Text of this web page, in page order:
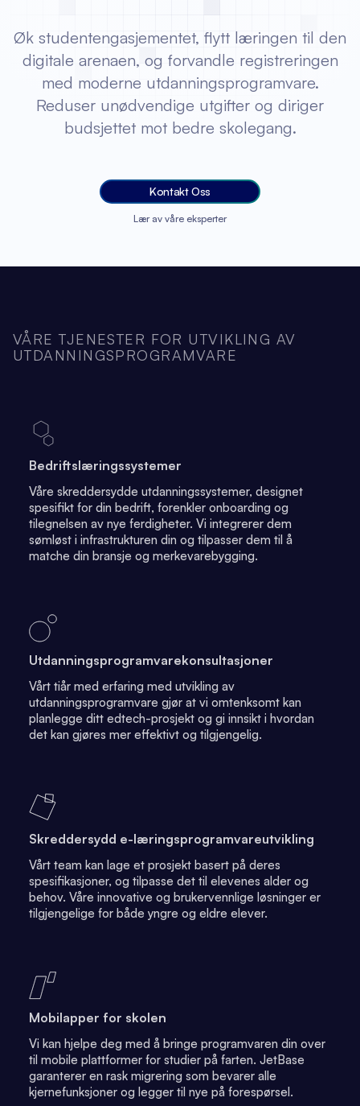
Øk studentengasjementet, flytt læringen til den
digitale arenaen, og forvandle registreringen
med moderne utdanningsprogramvare.
Reduser unødvendige utgifter og diriger
budsjettet mot bedre skolegang.
Kontakt Oss
Lær av våre eksperter
VÅRE TJENESTER FOR UTVIKLING AV
UTDANNINGSPROGRAMVARE
Bedriftslæringssystemer
Våre skreddersydde utdanningssystemer, designet
spesifikt for din bedrift, forenkler onboarding og
tilegnelsen av nye ferdigheter. Vi integrerer dem
sømløst i infrastrukturen din og tilpasser dem til å
matche din bransje og merkevarebygging.
Utdanningsprogramvarekonsultasjoner
Vårt tiår med erfaring med utvikling av
utdanningsprogramvare gjør at vi omtenksomt kan
planlegge ditt edtech-prosjekt og gi innsikt i hvordan
det kan gjøres mer effektivt og tilgjengelig.
Skreddersydd e-læringsprogramvareutvikling
Vårt team kan lage et prosjekt basert på deres
spesifikasjoner, og tilpasse det til elevenes alder og
behov. Våre innovative og brukervennlige løsninger er
tilgjengelige for både yngre og eldre elever.
Mobilapper for skolen
Vi kan hjelpe deg med å bringe programvaren din over
til mobile plattformer for studier på farten. JetBase
garanterer en rask migrering som bevarer alle
kjernefunksjoner og legger til nye på forespørsel.